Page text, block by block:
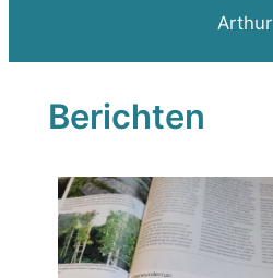
Arthur
Berichten